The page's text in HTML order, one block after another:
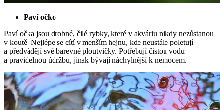
Paví očko
Paví očka jsou drobné, čilé rybky, které v akváriu nikdy nezůstanou
v koutě. Nejlépe se cítí v menším hejnu, kde neustále poletují
a předvádějí své barevné ploutvičky. Potřebují čistou vodu
a pravidelnou údržbu, jinak bývají náchylnější k nemocem.